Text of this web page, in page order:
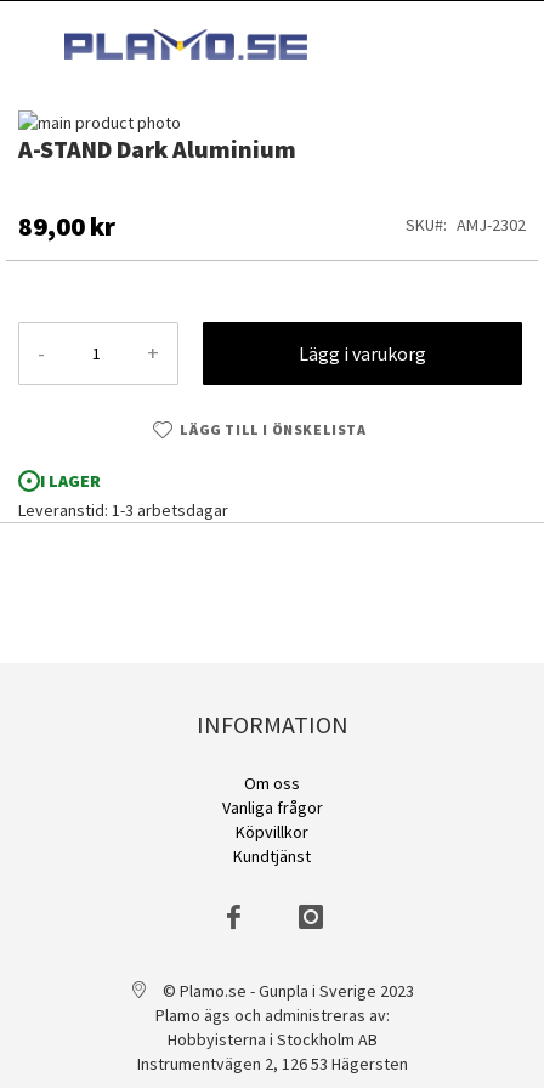
INNEHÅLLET
A-STAND Dark Aluminium
89,00 kr SKU AMJ-2302
- + Lägg i varukorg
LÄGG TILL I ÖNSKELISTA
I LAGER
Leveranstid: 1-3 arbetsdagar
Hoppa
till
bildgalleriet
A-STAND Dark Aluminium
Hoppa
av
bildgalleriet
INFORMATION
Om oss
Vanliga frågor
Köpvillkor
Kundtjänst
© Plamo.se - Gunpla i Sverige 2023
Plamo ägs och administreras av:
Hobbyisterna i Stockholm AB
Instrumentvägen 2, 126 53 Hägersten